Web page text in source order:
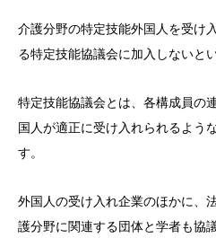
介護分野の特定技能外国人を受け
る特定技能協議会に加入しないと
特定技能協議会とは、各構成員の
国人が適正に受け入れられるよう
す。
外国人の受け入れ企業のほかに、
護分野に関連する団体と学者も協